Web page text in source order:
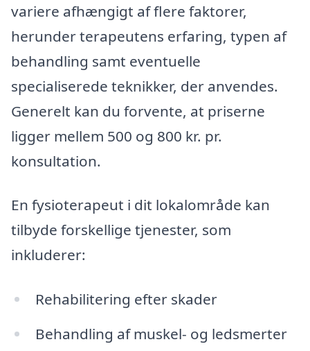
variere afhængigt af flere faktorer,
herunder terapeutens erfaring, typen af
behandling samt eventuelle
specialiserede teknikker, der anvendes.
Generelt kan du forvente, at priserne
ligger mellem 500 og 800 kr. pr.
konsultation.
En fysioterapeut i dit lokalområde kan
tilbyde forskellige tjenester, som
inkluderer:
Rehabilitering efter skader
Behandling af muskel- og ledsmerter